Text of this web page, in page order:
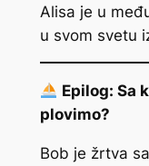
Alisa je u
u svom svetu
Epilog: Sa
plovimo?
Bob je žrtva